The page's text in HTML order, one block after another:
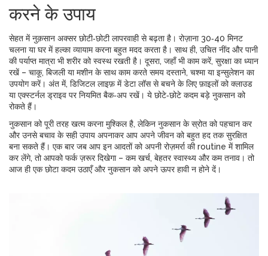
करने के उपाय
सेहत में नुक़सान अक्सर छोटी‑छोटी लापरवाही से बढ़ता है। रोज़ाना 30‑40 मिनट
चलना या घर में हल्का व्यायाम करना बहुत मदद करता है। साथ ही, उचित नींद और पानी
की पर्याप्त मात्रा भी शरीर को स्वस्थ रखती है। दूसरा, जहाँ भी काम करें, सुरक्षा का ध्यान
रखें – चाकू, बिजली या मशीन के साथ काम करते समय दस्ताने, चश्मा या इन्सुलेशन का
उपयोग करें। अंत में, डिजिटल लाइफ़ में डेटा लॉस से बचने के लिए फ़ाइलों को क्लाउड
या एक्स्टर्नल ड्राइव पर नियमित बैक‑अप रखें। ये छोटे‑छोटे कदम बड़े नुकसान को
रोकते हैं।
नुकसान को पूरी तरह खत्म करना मुश्किल है, लेकिन नुकसान के स्रोत को पहचान कर
और उनसे बचाव के सही उपाय अपनाकर आप अपने जीवन को बहुत हद तक सुरक्षित
बना सकते हैं। एक बार जब आप इन आदतों को अपनी रोज़मर्रा की routine में शामिल
कर लेंगे, तो आपको फर्क ज़रूर दिखेगा – कम खर्च, बेहतर स्वास्थ्य और कम तनाव। तो
आज ही एक छोटा कदम उठाएँ और नुकसान को अपने ऊपर हावी न होने दें।